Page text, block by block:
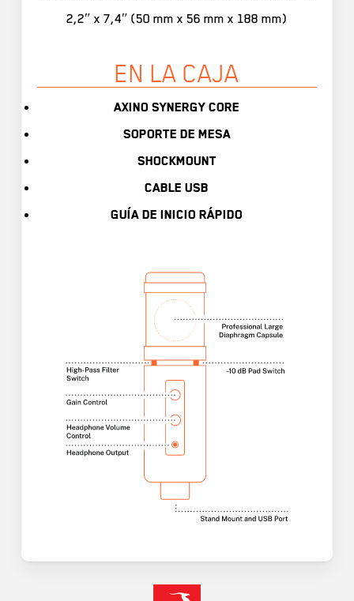
2,2″ x 7,4″ (50 mm х 56 mm х 188 mm)
EN LA CAJA
AXINO SYNERGY CORE
SOPORTE DE MESA
SHOCKMOUNT
CABLE USB
GUÍA DE INICIO RÁPIDO